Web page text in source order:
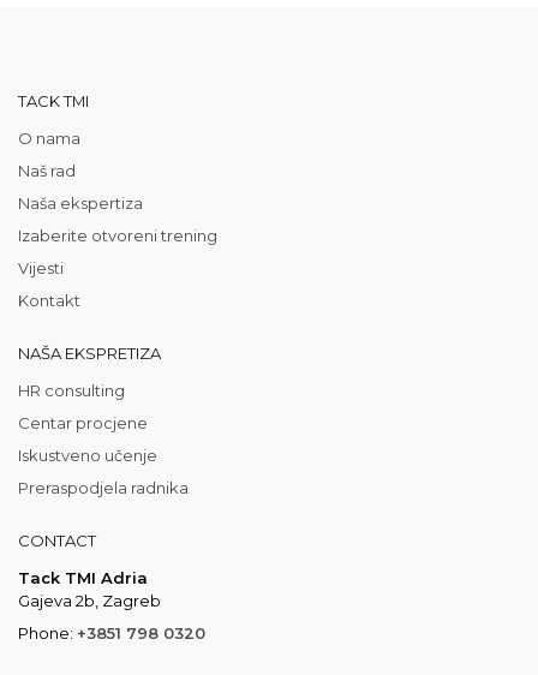
TACK TMI
O nama
Naš rad
Naša ekspertiza
Izaberite otvoreni trening
Vijesti
Kontakt
NAŠA EKSPRETIZA
HR consulting
Centar procjene
Iskustveno učenje
Preraspodjela radnika
CONTACT
Tack TMI Adria
Gajeva 2b, Zagreb
Phone: +3851 798 0320